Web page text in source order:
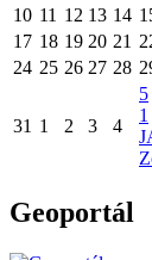
10 11 12 13 14
17 18 19 20 21
24 25 26 27 28
31 1 2 3 4
5
1
Geoportál